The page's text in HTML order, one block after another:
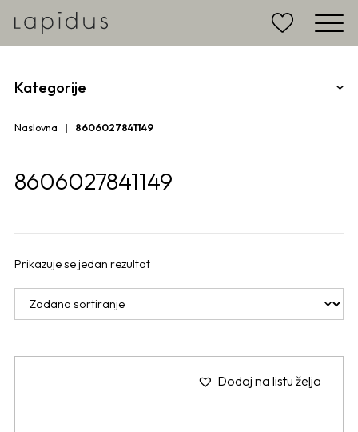
Kategorije
Naslovna 8606027841149
8606027841149
Prikazuje se jedan rezultat
Dodaj na listu želja